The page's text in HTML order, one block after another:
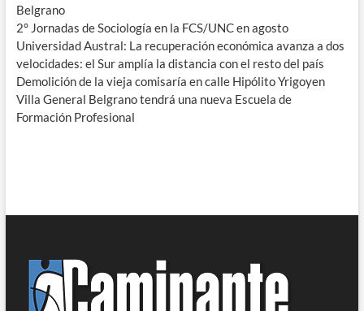
Belgrano
2° Jornadas de Sociología en la FCS/UNC en agosto
Universidad Austral: La recuperación económica avanza a dos
velocidades: el Sur amplía la distancia con el resto del país
Demolición de la vieja comisaría en calle Hipólito Yrigoyen
Villa General Belgrano tendrá una nueva Escuela de
Formación Profesional